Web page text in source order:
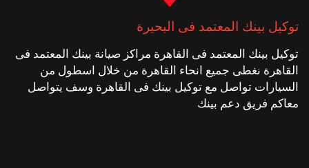
توكيل بينك المعتمد فى البحيرة
توكيل بينك المعتمد فى القاهرة مراكز صيانة بينك المعتمد فى
القاهرة نغطى جميع انحاء القاهرة من خلال اسطول من
السيارات تواصل مع توكيل بينك فى القاهرة وسف يتواصل
معاكم فريق دعم بينك